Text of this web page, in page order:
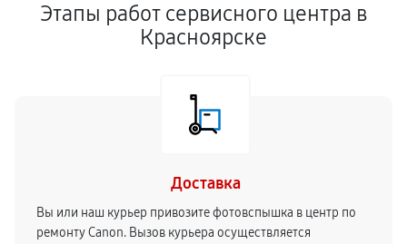
Этапы работ сервисного центра в
Красноярске
Доставка
Вы или наш курьер привозите фотовспышка в центр по
ремонту Canon. Вызов курьера осуществляется